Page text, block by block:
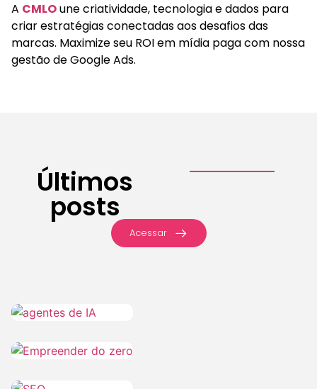
A CMLOune criatividade, tecnologia e dados para
criar estratégias conectadas aos desafios das
marcas. Maximize seu ROI em mídia paga com nossa
gestão de Google Ads.
Últimos
posts
Acessar
IA